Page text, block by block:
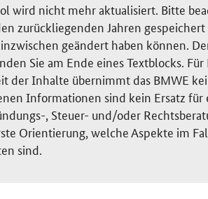
wird nicht mehr aktualisiert. Bitte
zurückliegenden Jahren
geändert haben können.
Sie am Ende eines Textblocks.
der Inhalte übernimmt das BMWE
Informationen sind kein Ersatz für
, Steuer- und/oder
Orientierung, welche Aspekte im
sind.